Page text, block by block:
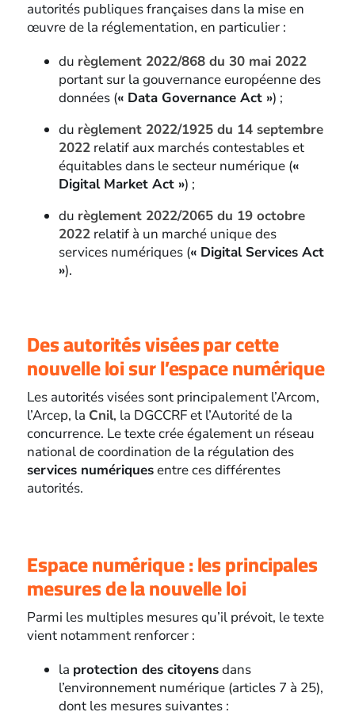
autorités publiques françaises dans la mise en
œuvre de la réglementation, en particulier :
du règlement 2022/868 du 30 mai 2022
portant sur la gouvernance européenne des
données (« Data Governance Act ») ;
du règlement 2022/1925 du 14 septembre
2022 relatif aux marchés contestables et
équitables dans le secteur numérique («
Digital Market Act ») ;
du règlement 2022/2065 du 19 octobre
2022 relatif à un marché unique des
services numériques (« Digital Services Act
»).
Des autorités visées par cette
nouvelle loi sur l’espace numérique
Les autorités visées sont principalement l’Arcom,
l’Arcep, la Cnil, la DGCCRF et l’Autorité de la
concurrence. Le texte crée également un réseau
national de coordination de la régulation des
services numériquesentre ces différentes
autorités.
Espace numérique : les principales
mesures de la nouvelle loi
Parmi les multiples mesures qu’il prévoit, le texte
vient notamment renforcer :
la protection des citoyensdans
l’environnement numérique (articles 7 à 25),
dont les mesures suivantes :